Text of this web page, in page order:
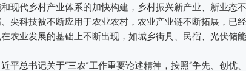
现代乡村产业体系的加快构建，乡村振兴新产业、新业态
尖科技被不断应用于农业农村，农业产业链不断拓展，已
农业发展的基础上不断出现，如城乡街具、民宿、光伏储
平总书记关于“三农”工作重要论述精神，按照“争先、创优